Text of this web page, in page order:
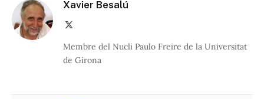
Xavier Besalú
Membre del Nucli Paulo Freire de la Universitat
de Girona